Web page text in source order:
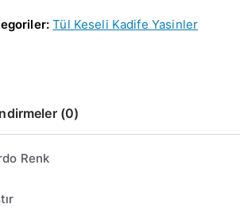
Tül Keseli Kadife Yasinler
(0)
Renk